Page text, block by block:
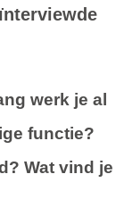
werk je al
functie?
Wat vind je